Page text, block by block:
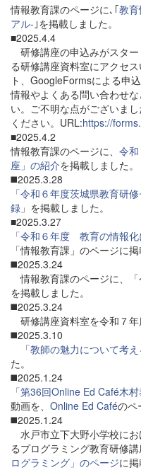
情報教育課のページに､｢教育
アル‐ ｣を掲載しました。
■2025.4.4
研修講座の申込みがスタ
る研修講座資料室にアクセ
ト、GoogleFormsによる申
情報やよくある問い合わせ
い。ご不明な点がございま
ください。URL:https://
■2025.4.2
情報教育課のページに、 令
座」の紹介を掲載しました。
◼️2025.3.28
「令和６年度茨城県教育研
録 」を掲載しました。
■2025.3.27
「令和６年度 教育の情報
「情報教育課」のページに掲
◼️2025.3.24
情報教育課のページに、「
を掲載しました。
◼️2025.3.24
研修講座資料室を令和７年
◼️2025.3.10
「教師の魅力について考
た。
◼️2025.1.24
「第36回Online Ed Café木
動画を、 Online Ed Caféのペ
◼️2025.1.24
水戸市立下大野小学校に
るプログラミング教育研修
ログラミング」のページに掲